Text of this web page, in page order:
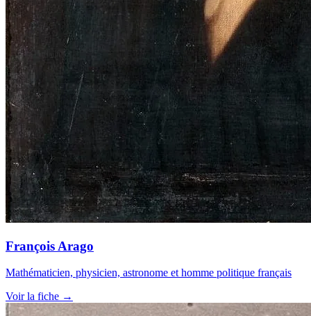
François Arago
Mathématicien, physicien, astronome et homme politique français
Voir la fiche →